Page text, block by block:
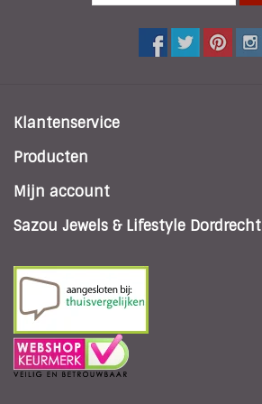
Klantenservice
Producten
Mijn account
Sazou Jewels & Lifestyle Dordrecht